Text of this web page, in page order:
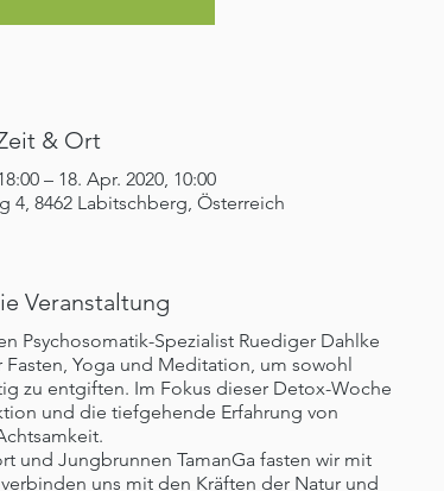
& Ort
– 18. Apr. 2020, 10:00
4, 8462 Labitschberg, Österreich
Veranstaltung
Psychosomatik-Spezialist Ruediger Dahlke
Yoga und Meditation, um sowohl
zu entgiften. Im Fokus dieser Detox-Woche
und die tiefgehende Erfahrung von
und Jungbrunnen TamanGa fasten wir mit
uns mit den Kräften der Natur und